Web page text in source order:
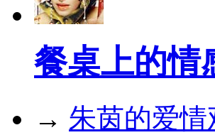
餐桌上的情
→ 朱茵的爱